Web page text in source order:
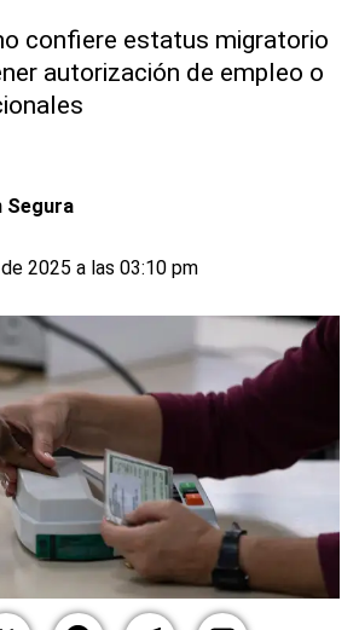
confiere estatus migratorio
autorización de empleo o
Segura
2025 a las 03:10 pm